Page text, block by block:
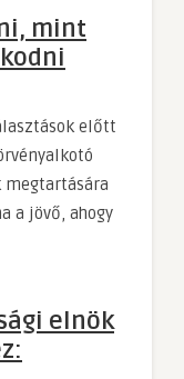
mint
előtt
a jövő, ahogy
elnök